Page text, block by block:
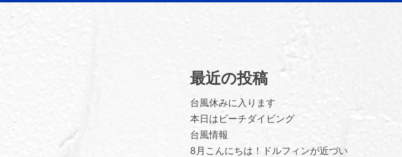
最近の投稿
台風休みに入ります
本日はビーチダイビング
台風情報
8月こんにちは！ドルフィンが近づい